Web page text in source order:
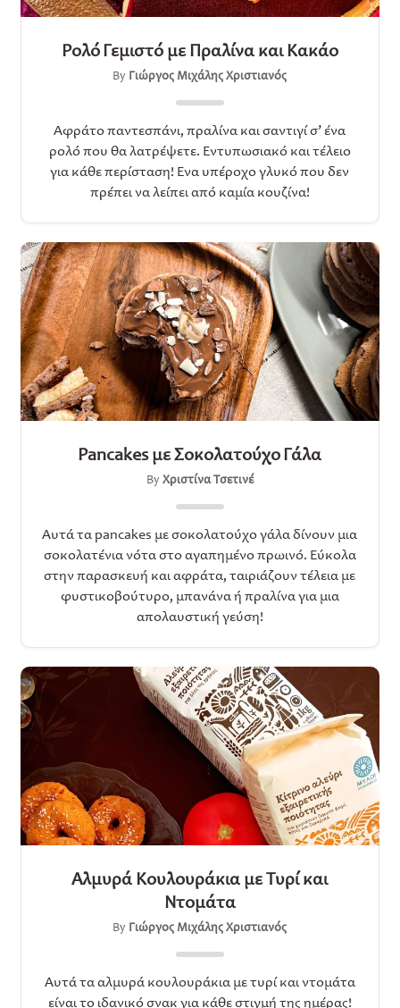
Ρολό Γεμιστό με Πραλίνα και Κακάο
By Γιώργος Μιχάλης Χριστιανός
Αφράτο παντεσπάνι, πραλίνα και σαντιγί σ’ ένα
ρολό που θα λατρέψετε. Εντυπωσιακό και τέλειο
για κάθε περίσταση! Ένα υπέροχο γλυκό που δεν
πρέπει να λείπει από καμία κουζίνα!
Pancakes με Σοκολατούχο Γάλα
By Χριστίνα Τσετινέ
Αυτά τα pancakes με σοκολατούχο γάλα δίνουν μια
σοκολατένια νότα στο αγαπημένο πρωινό. Εύκολα
στην παρασκευή και αφράτα, ταιριάζουν τέλεια με
φυστικοβούτυρο, μπανάνα ή πραλίνα για μια
απολαυστική γεύση!
Αλμυρά Κουλουράκια με Τυρί και
Ντομάτα
By Γιώργος Μιχάλης Χριστιανός
Αυτά τα αλμυρά κουλουράκια με τυρί και ντομάτα
είναι το ιδανικό σνακ για κάθε στιγμή της ημέρας!